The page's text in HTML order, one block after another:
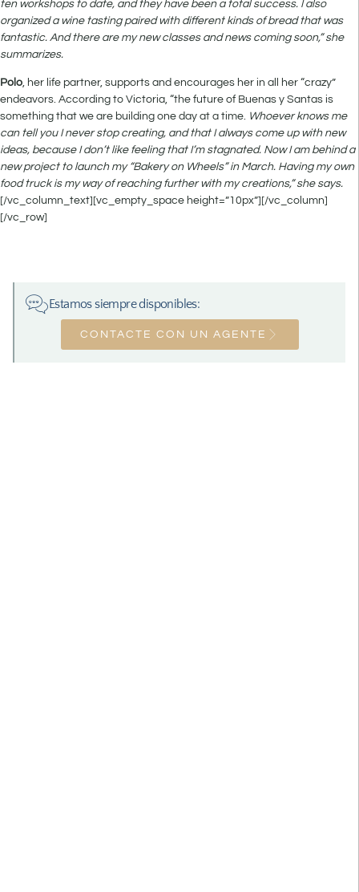
ten workshops to date, and they have been a total success. I also
organized a wine tasting paired with different kinds of bread that was
fantastic. And there are my new classes and news coming soon,” she
summarizes.
Polo, her life partner, supports and encourages her in all her “crazy”
endeavors. According to Victoria, “the future of Buenas y Santas is
something that we are building one day at a time. Whoever knows me
can tell you I never stop creating, and that I always come up with new
ideas, because I don’t like feeling that I’m stagnated. Now I am behind a
new project to launch my “Bakery on Wheels” in March. Having my own
food truck is my way of reaching further with my creations,” she says.
[/vc_column_text][vc_empty_space height=”10px”][/vc_column]
[/vc_row]
Estamos siempre disponibles:
CONTACTE CON UN AGENTE